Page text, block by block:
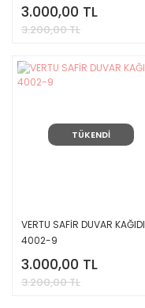
3.000,00 TL
3.200,00 TL
TÜKENDİ
VERTU SAFİR DUVAR KAĞIDI
4002-9
3.000,00 TL
3.200,00 TL